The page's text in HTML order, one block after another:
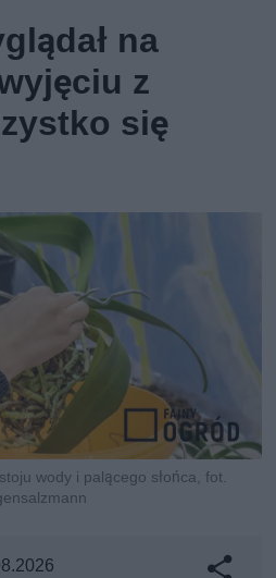
na
z
się
wody i palącego słońca, fot.